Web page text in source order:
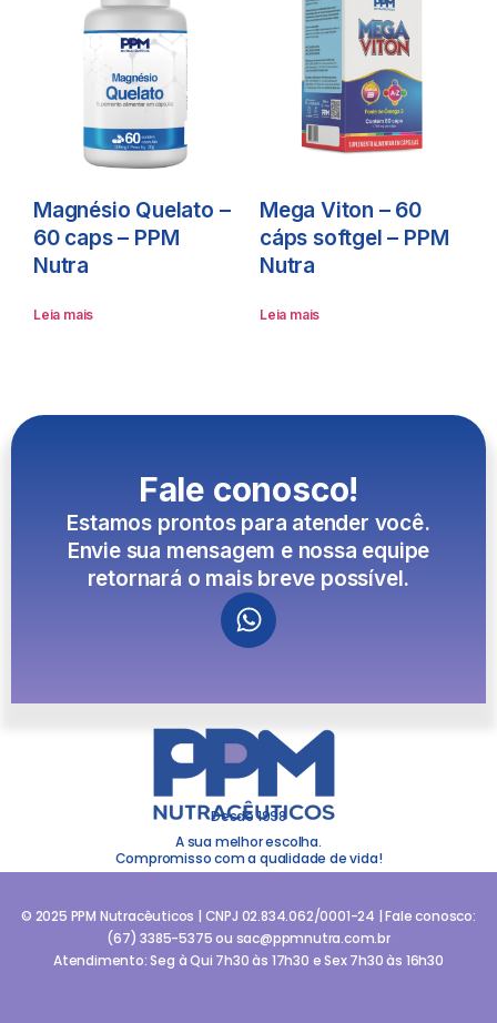
Magnésio Quelato –
60 caps – PPM
Nutra
Leia mais
Mega Viton – 60
cáps softgel – PPM
Nutra
Leia mais
Fale conosco!
Estamos prontos para atender você.
Envie sua mensagem e nossa equipe
retornará o mais breve possível.
Desde 1998
A sua melhor escolha.
Compromisso com a qualidade de vida!
© 2025 PPM Nutracêuticos | CNPJ 02.834.062/0001-24 | Fale conosco:
(67) 3385-5375 ou sac@ppmnutra.com.br
Atendimento: Seg à Qui 7h30 às 17h30 e Sex 7h30 às 16h30